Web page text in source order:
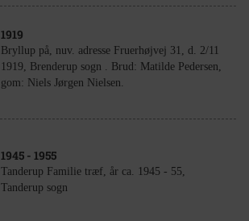
1919
Bryllup på, nuv. adresse Fruerhøjvej 31, d. 2/11
1919, Brenderup sogn . Brud: Matilde Pedersen,
gom: Niels Jørgen Nielsen.
1945 - 1955
Tanderup Familie træf, år ca. 1945 - 55,
Tanderup sogn